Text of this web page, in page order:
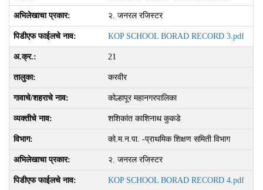
२. जनरल रजिस्‍टर
KOP SCHOOL BORAD RECORD 3.pdf
21
करवीर
कोल्हापूर महानगरपालिका
शशिकांत काशिनाथ कुकडे
को.म.न.पा. -प्राथमिक शिक्षण समिती विभाग
२. जनरल रजिस्‍टर
KOP SCHOOL BORAD RECORD 4.pdf